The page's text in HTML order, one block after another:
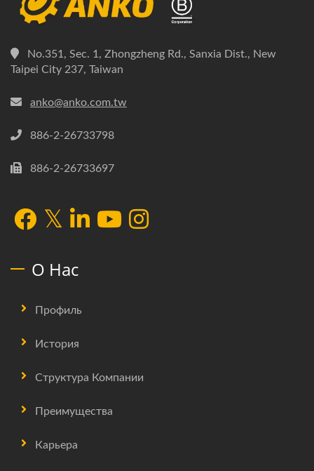
No.351, Sec. 1, Zhongzheng Rd., Sanxia Dist., New
Taipei City 237, Taiwan
anko@anko.com.tw
886-2-26733798
886-2-26733697
О Нас
Профиль
История
Структура Компании
Преимущества
Карьера